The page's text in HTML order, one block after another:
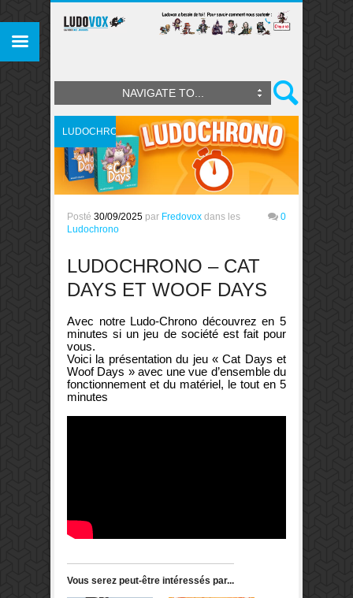
NAVIGATE TO...
LUDOCHRONO
Posté 30/09/2025 par Fredovox dans les
Ludochrono
0
LUDOCHRONO – CAT
DAYS ET WOOF DAYS
Avec notre Ludo-Chrono découvrez en 5
minutes si un jeu de société est fait pour
vous.
Voici la présentation du jeu « Cat Days et
Woof Days » avec une vue d’ensemble du
fonctionnement et du matériel, le tout en 5
minutes
Vous serez peut-être intéressés par...